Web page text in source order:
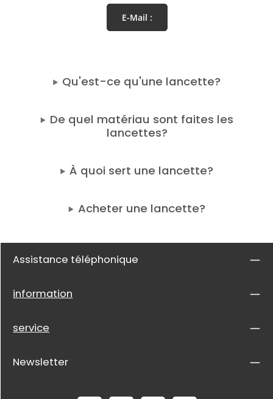
E-Mail :
Qu'est-ce qu'une lancette?
De quel matériau sont faites les
lancettes?
À quoi sert une lancette?
Acheter une lancette?
Assistance téléphonique
information
service
Newsletter